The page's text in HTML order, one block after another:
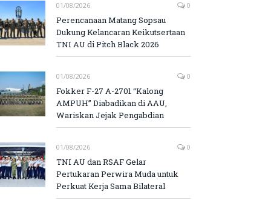
01/08/2026 0
Perencanaan Matang Sopsau
Dukung Kelancaran Keikutsertaan
TNI AU di Pitch Black 2026
01/08/2026 0
Fokker F-27 A-2701 “Kalong
AMPUH” Diabadikan di AAU,
Wariskan Jejak Pengabdian
01/08/2026 0
TNI AU dan RSAF Gelar
Pertukaran Perwira Muda untuk
Perkuat Kerja Sama Bilateral